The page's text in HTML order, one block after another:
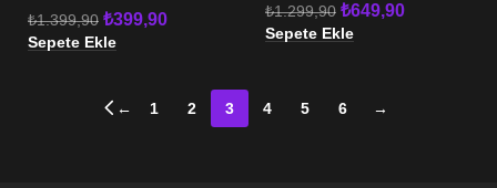
₺1.399,90 ₺399,90
Sepete Ekle
₺1.299,90 ₺649,90
Sepete Ekle
← 1 2 3 4 5 6 →